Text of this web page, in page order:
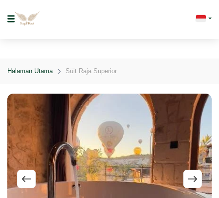
Halaman Utama Süit Raja Superior